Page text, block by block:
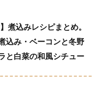
煮込みレシピまとめ。
込み・ベーコンと冬野
と白菜の和風シチュー